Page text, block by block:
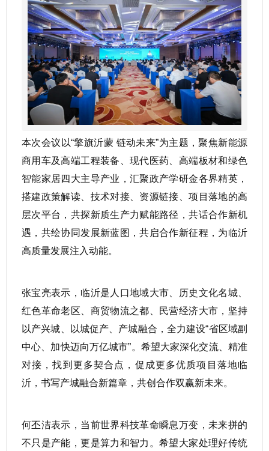
本次会议以“擎旗沂蒙 链动未来”为主题，聚焦新能源
商用车及高端工程装备、现代医药、高端板材和绿色
智能家居四大主导产业，汇聚政产学研金各界精英，
搭建政策解读、技术对接、资源链接、项目落地的高
层次平台，共探新质生产力赋能路径，共话合作新机
遇，共绘协同发展新蓝图，共启合作新征程，为临沂
高质量发展注入动能。
张宝亮表示，临沂是人口地域大市、历史文化名城、
红色革命老区、商贸物流之都、民营经济大市，坚持
以产兴城、以城促产、产城融合，全力建设“省区域副
中心、加快迈向万亿城市”。希望大家深化交流、精准
对接，找到更多契合点，促成更多优质项目落地临
沂，书写产城融合新篇章，共创合作双赢新未来。
何丕洁表示，当前世界科技革命瞬息万变，未来拼的
不只是产能，更是算力和智力。希望大家处理好传统